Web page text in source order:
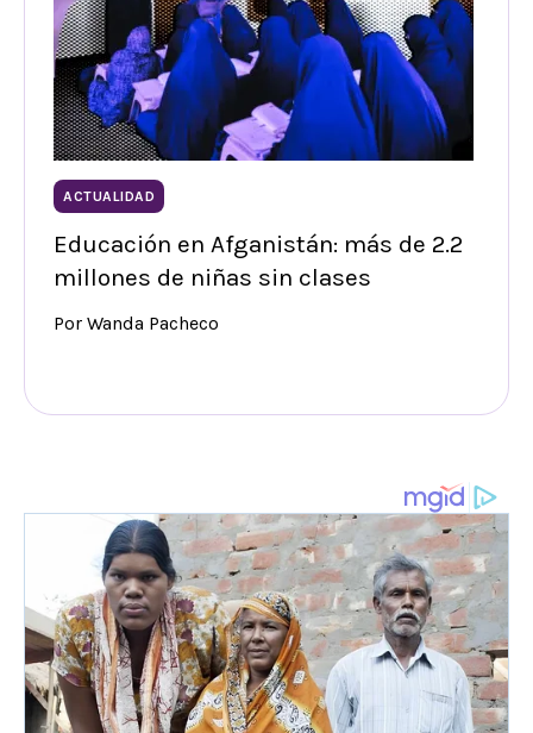
ACTUALIDAD
Educación en Afganistán: más de 2.2
millones de niñas sin clases
Por Wanda Pacheco